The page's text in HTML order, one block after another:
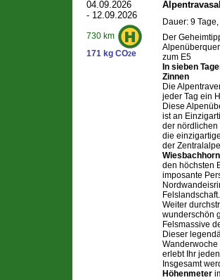
04.09.2026
- 12.09.2026
730 km
171 kg CO2e
Dauer: 9
Der
zum E5
In sieben
Zinnen
Die
jeder Tag ein
Diese
ist an
der
die
der
den höchsten
imposante
Felslandschaft.
Weiter
wunderschön
Felsmassive
Dieser
erlebt Ihr
Insgesamt
Höhenmeter